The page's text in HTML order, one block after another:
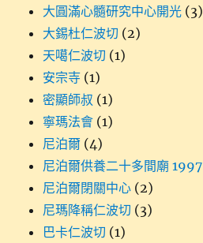
大圓滿心髓研究中心開光 (3)
大錫杜仁波切 (2)
天噶仁波切 (1)
安宗寺 (1)
密顯師叔 (1)
寧瑪法會 (1)
尼泊爾 (4)
尼泊爾供養二十多間廟 1997
尼泊爾閉關中心 (2)
尼瑪降稱仁波切 (3)
巴卡仁波切 (1)